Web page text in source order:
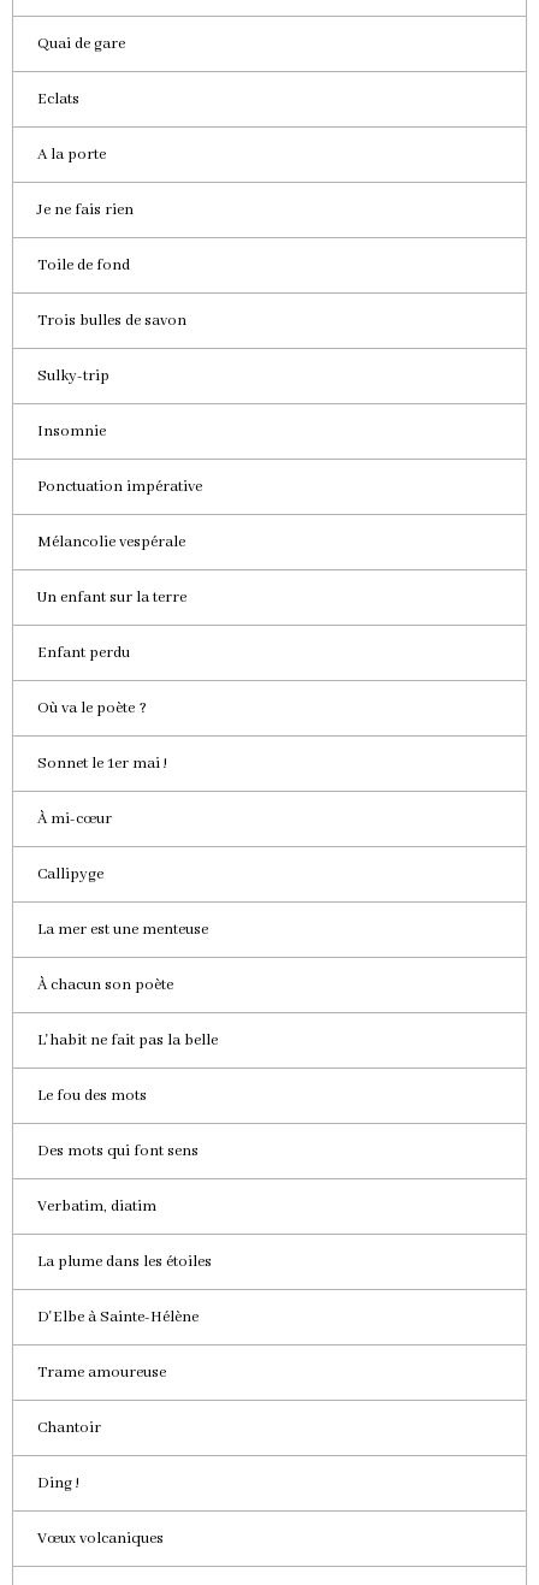
Quai de gare
Eclats
A la porte
Je ne fais rien
Toile de fond
Trois bulles de savon
Sulky-trip
Insomnie
Ponctuation impérative
Mélancolie vespérale
Un enfant sur la terre
Enfant perdu
Où va le poète ?
Sonnet le 1er mai !
À mi-cœur
Callipyge
La mer est une menteuse
À chacun son poète
L'habit ne fait pas la belle
Le fou des mots
Des mots qui font sens
Verbatim, diatim
La plume dans les étoiles
D'Elbe à Sainte-Hélène
Trame amoureuse
Chantoir
Ding !
Vœux volcaniques